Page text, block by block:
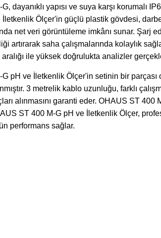
dayanıklı yapısı ve suya karşı korumalı
Ölçer'in güçlü plastik gövdesi,
net veri görüntüleme imkânı sunar. Şarj
artırarak saha çalışmalarında kolaylık
ile yüksek doğrulukta analizler
pH ve İletkenlik Ölçer'in setinin bir
3 metrelik kablo uzunluğu, farklı
alınmasını garanti eder. OHAUS ST 400
ST 400 M-G pH ve İletkenlik Ölçer,
performans sağlar.